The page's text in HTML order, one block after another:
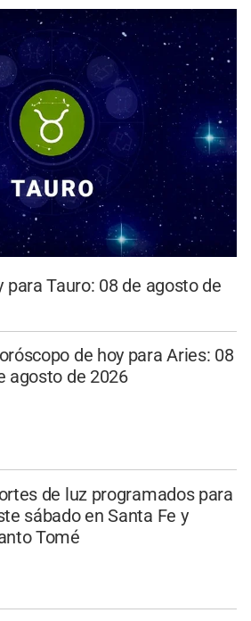
para Tauro: 08 de agosto de
de hoy para Aries: 08
agosto de 2026
de luz programados para
sábado en Santa Fe y
Tomé